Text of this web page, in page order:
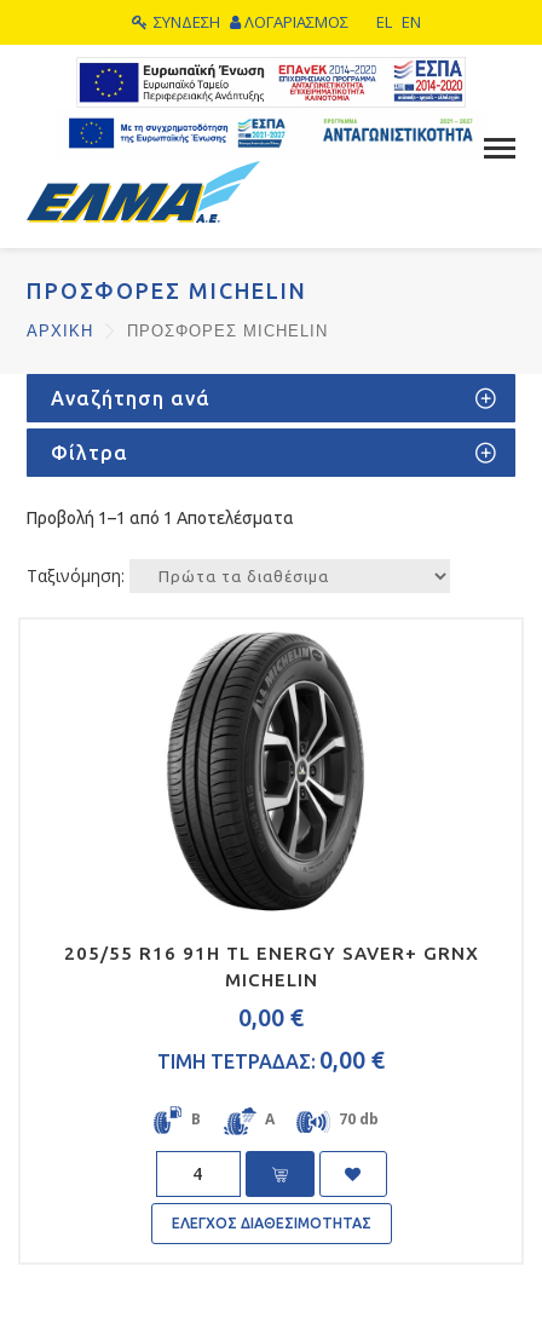
ΣΥΝΔΕΣΗ ΛΟΓΑΡΙΑΣΜΟΣ EL EN
ΠΡΟΣΦΟΡΕΣ MICHELIN
ΑΡΧΙΚΗ ΠΡΟΣΦΟΡΕΣ MICHELIN
Αναζήτηση ανά
Φίλτρα
Προβολή 1–1 από 1 Αποτελέσματα
Ταξινόμηση:
205/55 R16 91H TL ENERGY SAVER+ GRNX
MICHELIN
0,00 €
ΤΙΜΗ ΤΕΤΡΑΔΑΣ: 0,00 €
B A 70 db
Quantity
ΕΛΕΓΧΟΣ ΔΙΑΘΕΣΙΜΟΤΗΤΑΣ